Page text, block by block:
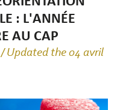
: L'ANNÉE
AU CAP
Updated the 04 avril